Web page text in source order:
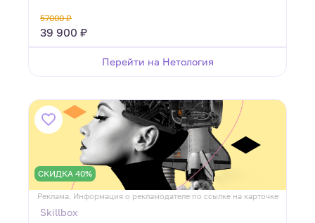
57000 ₽
39 900 ₽
Перейти на Нетология
СКИДКА 40%
Реклама. Информация о рекламодателе по ссылке на карточке
Skillbox